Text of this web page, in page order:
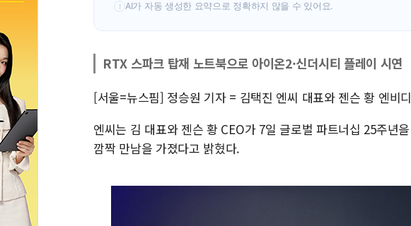
! AI가 자동 생성한 요약으로 정확하지 않을 수 있어요.
RTX 스파크 탑재 노트북으로 아이온2·신더시티 플레이 시연
[서울=뉴스핌] 정승원 기자 = 김택진 엔씨 대표와 젠슨 황 엔비
엔씨는 김 대표와 젠슨 황 CEO가 7일 글로벌 파트너십 25주년
깜짝 만남을 가졌다고 밝혔다.